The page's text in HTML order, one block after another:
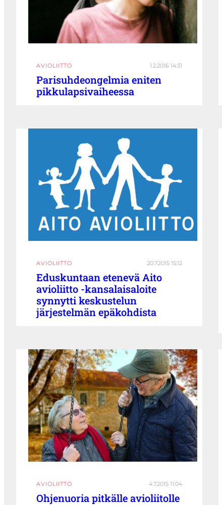
AVIOLIITTO 1.2.2016 14:31
Parisuhdeongelmia eniten
pikkulapsivaiheessa
AVIOLIITTO 20.7.2015 15:12
Eduskuntaan etenevä Aito
avioliitto -kansalaisaloite
synnytti keskustelun
järjestelmän epäkohdista
AVIOLIITTO 4.7.2015 11:04
Ohjenuoria pitkälle avioliitolle